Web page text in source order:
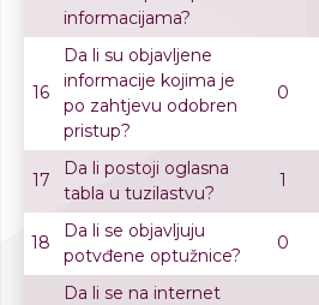
informacijama?
16
Da li su objavljene
informacije kojima je
po zahtjevu odobren
pristup?
0
17
Da li postoji oglasna
tabla u tuzilastvu?
1
18
Da li se objavljuju
potvđene optužnice?
0
Da li se na internet